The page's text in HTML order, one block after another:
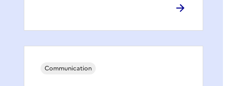
Communication